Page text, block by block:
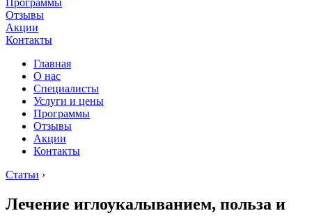
Программы
Отзывы
Акции
Контакты
Главная
О нас
Cпециалисты
Услуги и цены
Программы
Отзывы
Акции
Контакты
Статьи ›
Лечение иглоукалыванием, польза и